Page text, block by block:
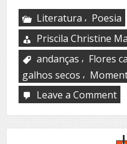
Literatura , Poesia
Priscila Christine
andanças , Flores
galhos secos ,
Leave a Commenton